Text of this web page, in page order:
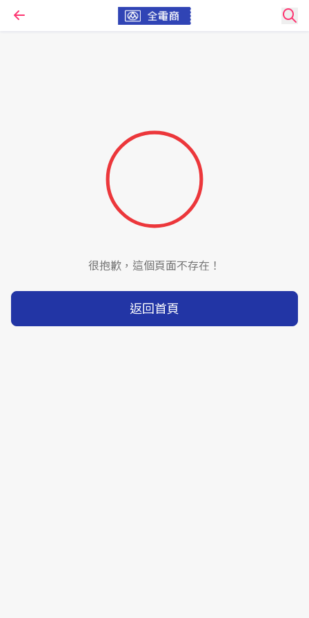
很抱歉，這個頁面不存在！
返回首頁